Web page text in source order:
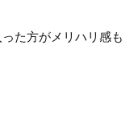
た方がメリハリ感も